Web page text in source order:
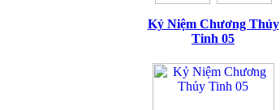
Kỷ Niệm Chương Thủy
Tinh 05